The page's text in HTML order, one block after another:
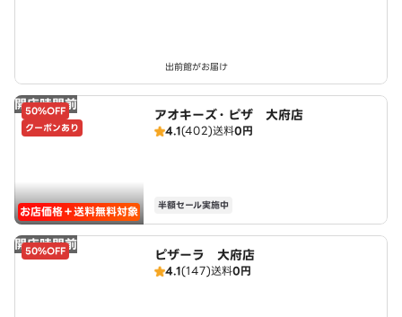
出前館がお届け
開店時間前
50%OFF
クーポンあり
お店価格＋送料無料対象
アオキーズ・ピザ 大府店
4.1(402)送料0円
半額セール実施中
開店時間前
50%OFF ピザーラ 大府店
4.1(147)送料0円